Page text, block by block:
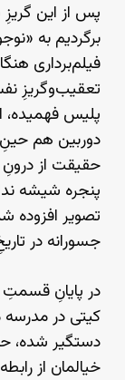
پس از این
برگردیم به
فیلم‌برداری
تعقیب‌وگریزِ
پلیس فهمیده،
دوربین هم حینِ
حقیقت از
پنجره شیشه
تصویر افزوده
جسورانه در
در پایانِ
کیتی در
دستگیر شده،
خیالمان از